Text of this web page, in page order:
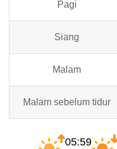
Pagi
Siang
Malam
Malam sebelum tidur
05:59